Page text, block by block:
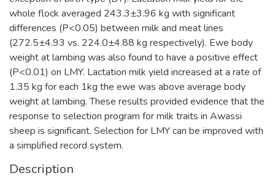
whole flock averaged 243.3±3.96 kg with significant
differences (P<0.05) between milk and meat lines
(272.5±4.93 vs. 224.0±4.88 kg respectively). Ewe body
weight at lambing was also found to have a positive effect
(P<0.01) on LMY. Lactation milk yield increased at a rate of
1.35 kg for each 1kg the ewe was above average body
weight at lambing. These results provided evidence that the
response to selection program for milk traits in Awassi
sheep is significant. Selection for LMY can be improved with
a simplified record system.
Description